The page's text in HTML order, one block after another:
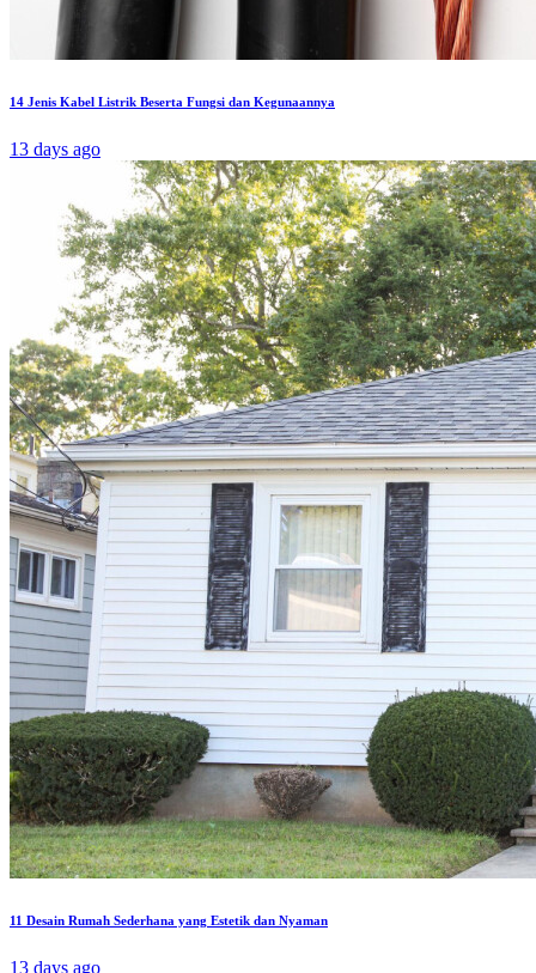
14 Jenis Kabel Listrik Beserta Fungsi dan Kegunaannya
13 days ago
11 Desain Rumah Sederhana yang Estetik dan Nyaman
13 days ago